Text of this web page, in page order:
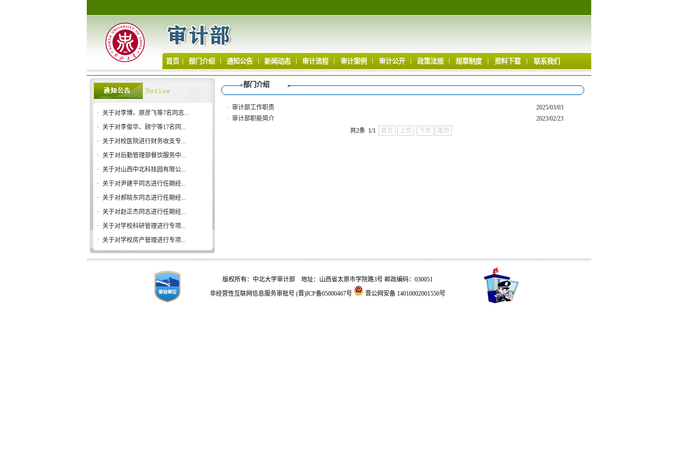
首页 部门介绍 通知公告 新闻动态 审计流程 审计案例 审计公开 政策法规 规章制度 资料下载 联系我们
· 关于对李博、原彦飞等7名同志...
· 关于对李俊华、顾宁等17名同...
· 关于对校医院进行财务收支专...
· 关于对后勤管理部餐饮服务中...
· 关于对山西中北科技园有限公...
· 关于对尹建平同志进行任期经...
· 关于对郝晓东同志进行任期经...
· 关于对赵正杰同志进行任期经...
· 关于对学校科研管理进行专项...
· 关于对学校房产管理进行专项...
部门介绍
· 审计部工作职责
2025/03/03
· 审计部职能简介
2023/02/23
共2条 1/1
首页 上页 下页 尾页
版权所有：中北大学审计部 地址：山西省太原市学院路3号 邮政编码：030051
非经营性互联网信息服务审批号 (晋)ICP备05000467号
晋公网安备 14010002001550号